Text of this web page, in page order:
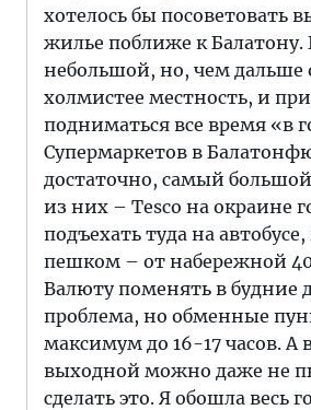
хотелось бы посоветовать
жилье поближе к Балатону.
небольшой, но, чем дальше
холмистее местность, и
подниматься все время «в
Супермаркетов в
достаточно, самый
из них – Tesco на окраине
подъехать туда на
пешком – от набережной
Валюту поменять в будние
проблема, но обменные
максимум до 16-17 часов. А
выходной можно даже не
сделать это. Я обошла весь